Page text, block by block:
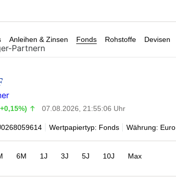
Anleihen & Zinsen Fonds Rohstoffe Devisen
07.08.2026, 21:55:06 Uhr
Wertpapiertyp: Fonds Währung: Euro
6M 1J 3J 5J 10J Max
Partnern